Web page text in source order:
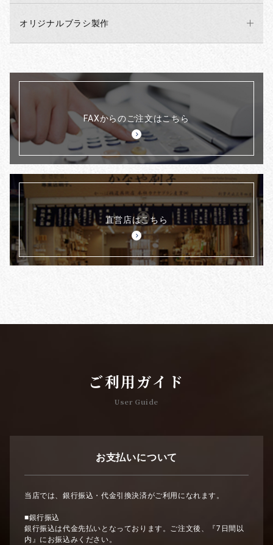
オリジナルブラシ製作
FAXからのご注文はこちら
直営店はこちら
ご利用ガイド
User Guide
お支払いについて
当店では、銀行振込・代金引換決済がご利用になれます。
■銀行振込
銀行振込は代金先払いとなっております。ご注文後、『7日間以
内』にお振込みください。